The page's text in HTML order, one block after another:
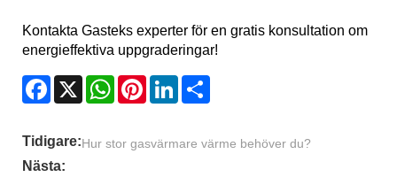
Kontakta Gasteks experter för en gratis konsultation om
energieffektiva uppgraderingar!
Facebook
X WhatsAppPinterestLinkedIn
Tidigare:Hur stor gasvärmare värme behöver du?
Nästa: